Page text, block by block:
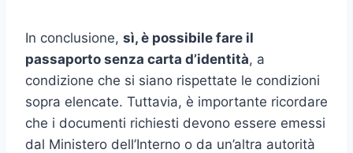
In conclusione, sì, è possibile fare il
passaporto senza carta d’identità, a
condizione che si siano rispettate le condizioni
sopra elencate. Tuttavia, è importante ricordare
che i documenti richiesti devono essere emessi
dal Ministero dell’Interno o da un’altra autorità